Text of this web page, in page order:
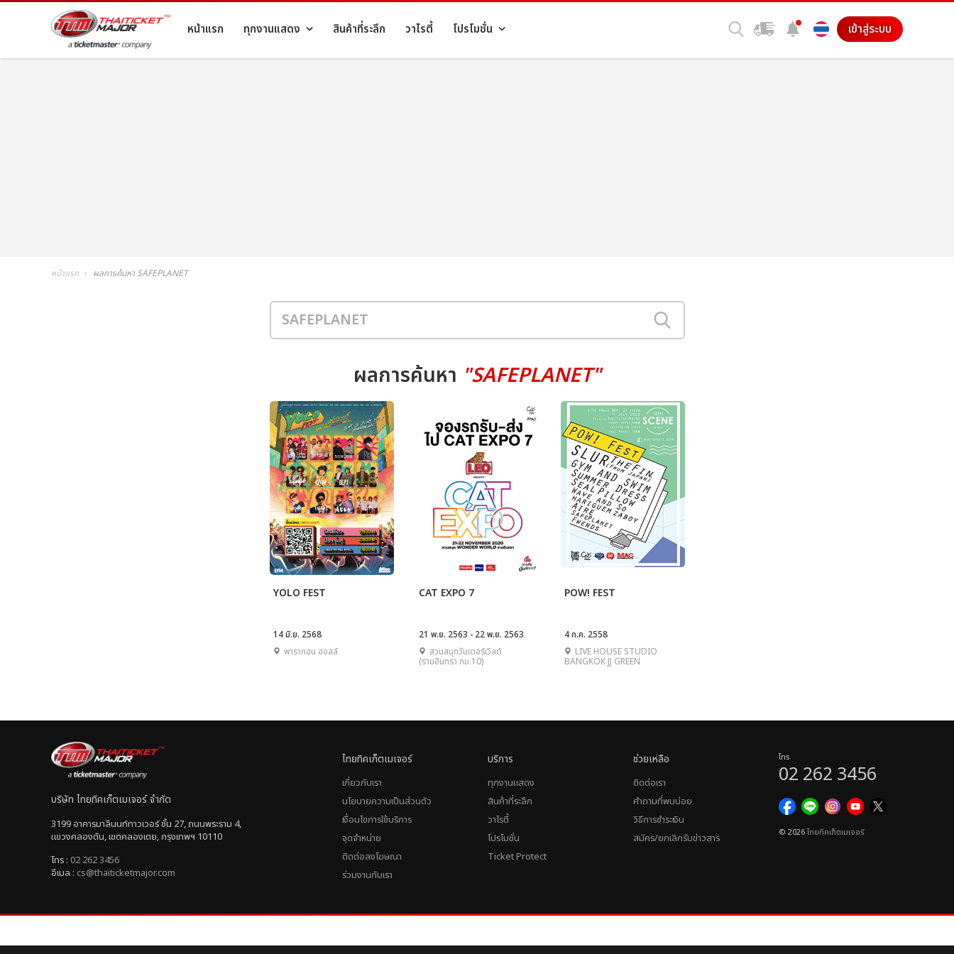
หน้าแรก ทุกงานแสดง สินค้าที่ระลึก วาไรตี้ โปรโมชั่น เข้าสู่ระบบ
หน้าแรก ผลการค้นหา SAFEPLANET
ผลการค้นหา "SAFEPLANET"
YOLO FEST
14 มิ.ย. 2568
พารากอน ฮอลล์
CAT EXPO 7
21 พ.ย. 2563 - 22 พ.ย. 2563
สวนสนุกวันเดอร์เวิลด์
(รามอินทรา กม.10)
POW! FEST
4 ก.ค. 2558
LIVE HOUSE STUDIO
BANGKOK JJ GREEN
บริษัท ไทยทิคเก็ตเมเจอร์ จำกัด
3199 อาคารมาลีนนท์ทาวเวอร์ ชั้น 27, ถนนพระราม 4,
แขวงคลองตัน, เขตคลองเตย, กรุงเทพฯ 10110
โทร : 02 262 3456
อีเมล : cs@thaiticketmajor.com
ไทยทิคเก็ตเมเจอร์
เกี่ยวกับเรา
นโยบายความเป็นส่วนตัว
เงื่อนไขการใช้บริการ
จุดจำหน่าย
ติดต่อลงโฆษณา
ร่วมงานกับเรา
บริการ
ทุกงานแสดง
สินค้าที่ระลึก
วาไรตี้
โปรโมชั่น
Ticket Protect
ช่วยเหลือ
ติดต่อเรา
คำถามที่พบบ่อย
วิธีการชำระเงิน
สมัคร/ยกเลิกรับข่าวสาร
โทร
02 262 3456
© 2026ไทยทิคเก็ตเมเจอร์